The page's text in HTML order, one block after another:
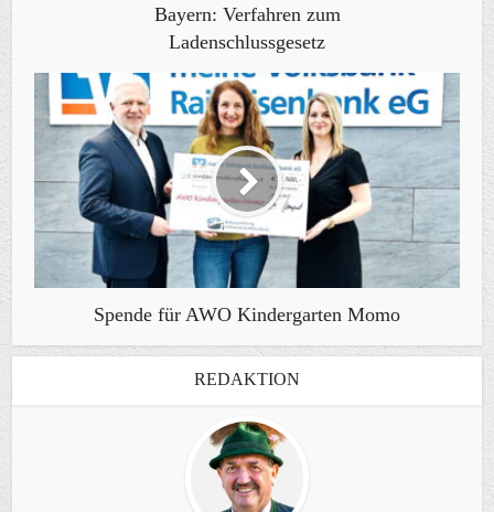
Bayern: Verfahren zum
Ladenschlussgesetz
Spende für AWO Kindergarten Momo
REDAKTION